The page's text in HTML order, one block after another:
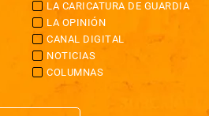
LA CARICATURA DE GUARDIA
LA OPINIÓN
CANAL DIGITAL
NOTICIAS
COLUMNAS